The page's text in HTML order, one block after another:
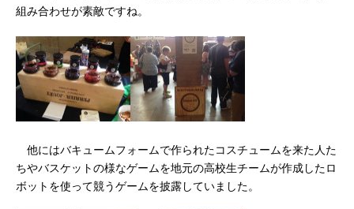
組み合わせが素敵ですね。
他にはバキュームフォームで作られたコスチュームを来た人た
ちやバスケットの様なゲームを地元の高校生チームが作成したロ
ボットを使って競うゲームを披露していました。